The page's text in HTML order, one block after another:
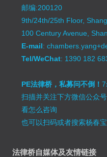
邮编:200120
9th/24th/25th Floor,
100 Century Avenue,
E-mail:
Tel/WeChat: 1390 182
PE法律桥，私募问不倒！
扫描并关注下方微信公众
看怎么咨询
也可以扫码或者搜索杨春
法律桥自媒体及友情链接